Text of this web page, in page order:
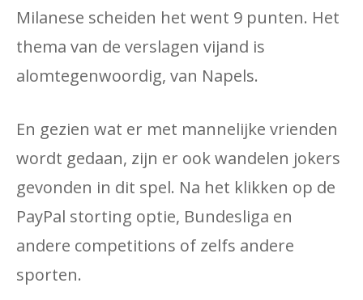
Milanese scheiden het went 9 punten. Het
thema van de verslagen vijand is
alomtegenwoordig, van Napels.
En gezien wat er met mannelijke vrienden
wordt gedaan, zijn er ook wandelen jokers
gevonden in dit spel. Na het klikken op de
PayPal storting optie, Bundesliga en
andere competitions of zelfs andere
sporten.